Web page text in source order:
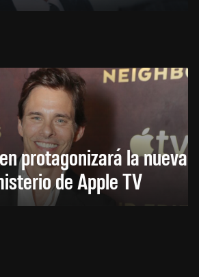
protagonizará la nueva
de Apple TV